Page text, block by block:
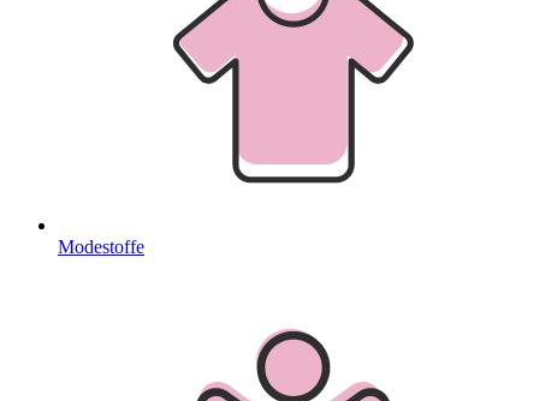
Modestoffe